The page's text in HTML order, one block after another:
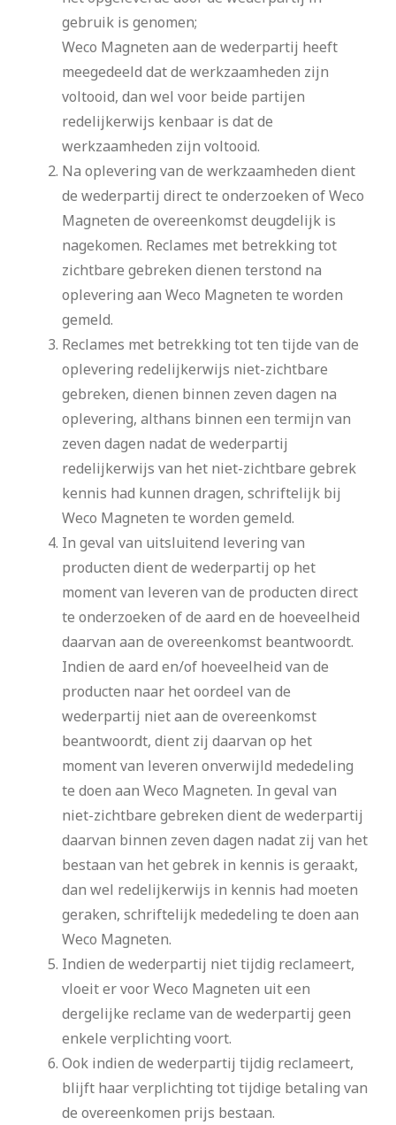
gebruik is genomen;
Weco Magneten aan de wederpartij heeft
meegedeeld dat de werkzaamheden zijn
voltooid, dan wel voor beide partijen
redelijkerwijs kenbaar is dat de
werkzaamheden zijn voltooid.
Na oplevering van de werkzaamheden dient
de wederpartij direct te onderzoeken of Weco
Magneten de overeenkomst deugdelijk is
nagekomen. Reclames met betrekking tot
zichtbare gebreken dienen terstond na
oplevering aan Weco Magneten te worden
gemeld.
Reclames met betrekking tot ten tijde van de
oplevering redelijkerwijs niet-zichtbare
gebreken, dienen binnen zeven dagen na
oplevering, althans binnen een termijn van
zeven dagen nadat de wederpartij
redelijkerwijs van het niet-zichtbare gebrek
kennis had kunnen dragen, schriftelijk bij
Weco Magneten te worden gemeld.
In geval van uitsluitend levering van
producten dient de wederpartij op het
moment van leveren van de producten direct
te onderzoeken of de aard en de hoeveelheid
daarvan aan de overeenkomst beantwoordt.
Indien de aard en/of hoeveelheid van de
producten naar het oordeel van de
wederpartij niet aan de overeenkomst
beantwoordt, dient zij daarvan op het
moment van leveren onverwijld mededeling
te doen aan Weco Magneten. In geval van
niet-zichtbare gebreken dient de wederpartij
daarvan binnen zeven dagen nadat zij van het
bestaan van het gebrek in kennis is geraakt,
dan wel redelijkerwijs in kennis had moeten
geraken, schriftelijk mededeling te doen aan
Weco Magneten.
Indien de wederpartij niet tijdig reclameert,
vloeit er voor Weco Magneten uit een
dergelijke reclame van de wederpartij geen
enkele verplichting voort.
Ook indien de wederpartij tijdig reclameert,
blijft haar verplichting tot tijdige betaling van
de overeenkomen prijs bestaan.